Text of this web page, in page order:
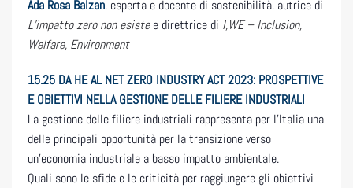
Ada Rosa Balzan, esperta e docente di sostenibilità, autrice di
L’impatto zero non esistee direttrice di I,WE – Inclusion,
Welfare, Environment
15.25 DA HE AL NET ZERO INDUSTRY ACT 2023: PROSPETTIVE
E OBIETTIVI NELLA GESTIONE DELLE FILIERE INDUSTRIALI
La gestione delle filiere industriali rappresenta per l’Italia una
delle principali opportunità per la transizione verso
un’economia industriale a basso impatto ambientale.
Quali sono le sfide e le criticità per raggiungere gli obiettivi